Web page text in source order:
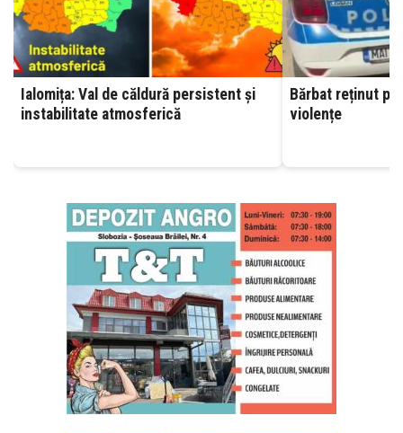
Ialomița: Val de căldură persistent și
instabilitate atmosferică
Bărbat reținut
violențe